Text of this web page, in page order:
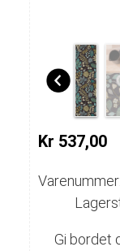
Kr 537,00
Gi bordet